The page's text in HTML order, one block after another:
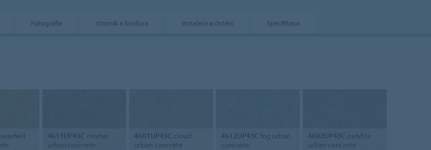
Fotografie Vzorník a brožura Instalace a čistění Specifikace
seashell
4613UP43C mortar
urban concrete
4601UP43C cloud
urban concrete
4612UP43C fog urban
concrete
4602UP43C pebble
urban concrete